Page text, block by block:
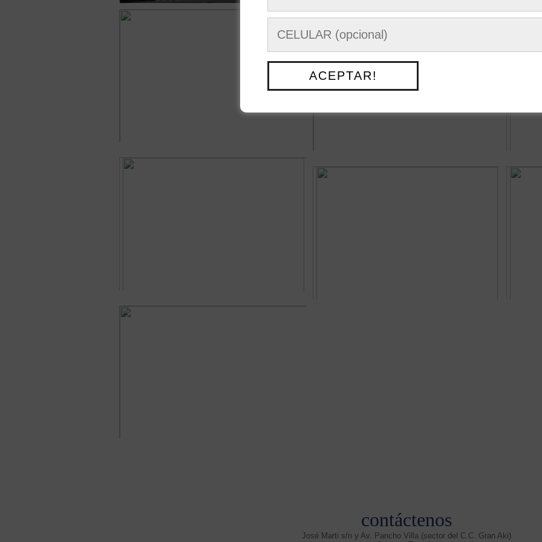
ACEPTAR!
contáctenos
José Marti s/n y Av. Pancho Villa (sector del C.C. Gran Aki)